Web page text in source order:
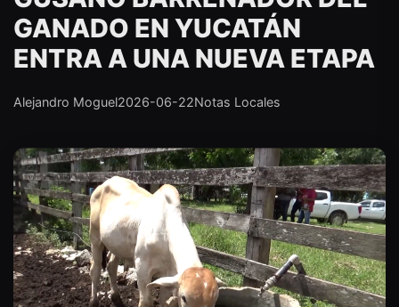
GANADO EN YUCATÁN
ENTRA A UNA NUEVA ETAPA
Alejandro Moguel2026-06-22Notas Locales